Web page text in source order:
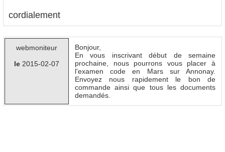
cordialement
webmoniteur
le 2015-02-07
Bonjour,
En vous inscrivant début de semaine
prochaine, nous pourrons vous placer à
l'examen code en Mars sur Annonay.
Envoyez nous rapidement le bon de
commande ainsi que tous les documents
demandés.